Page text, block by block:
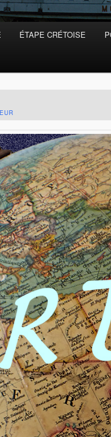
ÉTAPE CRÉTOISE